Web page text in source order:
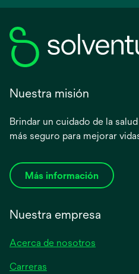
Nuestra misión
Brindar un cuidado de la
más seguro para mejorar
Más información
Nuestra empresa
Acerca de nosotros
Carreras